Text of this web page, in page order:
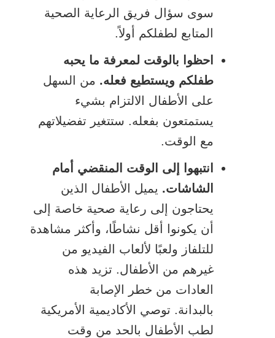
سوى سؤال فريق الرعاية الصحية
المتابع لطفلكم أولاً.
احظوا بالوقت لمعرفة ما يحبه
طفلكم ويستطيع فعله. من السهل
على الأطفال الالتزام بشيء
يستمتعون بفعله. ستتغير تفضيلاتهم
مع الوقت.
انتبهوا إلى الوقت المنقضي أمام
الشاشات. يميل الأطفال الذين
يحتاجون إلى رعاية صحية خاصة إلى
أن يكونوا أقل نشاطًا، وأكثر مشاهدة
للتلفاز ولعبًا لألعاب الفيديو من
غيرهم من الأطفال. تزيد هذه
العادات من خطر الإصابة
بالبدانة. توصي الأكاديمية الأمريكية
لطب الأطفال بالحد من وقت